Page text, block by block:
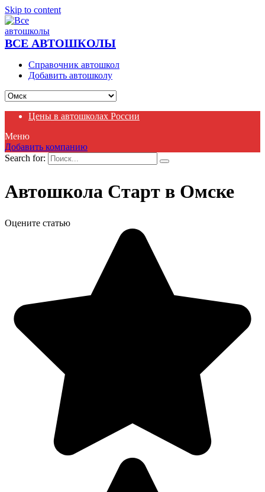
Skip to content
ВСЕ АВТОШКОЛЫ
Справочник автошкол
Добавить автошколу
Цены в автошколах России
Меню
Добавить компанию
Search for:
Автошкола Старт в Омске
Оцените статью